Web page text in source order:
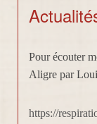
Pour écouter
Aligre par
https://